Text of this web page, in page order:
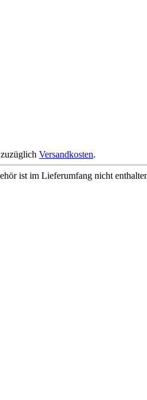
Versandkosten.
ist im Lieferumfang nicht